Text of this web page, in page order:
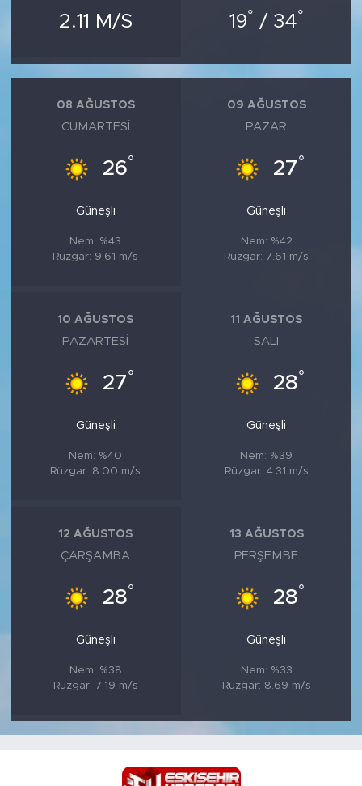
2.11 M/S 19° / 34°
08 AĞUSTOS
CUMARTESI
26°
Güneşli
Nem: %43
Rüzgar: 9.61 m/s
09 AĞUSTOS
PAZAR
27°
Güneşli
Nem: %42
Rüzgar: 7.61 m/s
10 AĞUSTOS
PAZARTESI
27°
Güneşli
Nem: %40
Rüzgar: 8.00 m/s
11 AĞUSTOS
SALI
28°
Güneşli
Nem: %39
Rüzgar: 4.31 m/s
12 AĞUSTOS
ÇARŞAMBA
28°
Güneşli
Nem: %38
Rüzgar: 7.19 m/s
13 AĞUSTOS
PERŞEMBE
28°
Güneşli
Nem: %33
Rüzgar: 8.69 m/s